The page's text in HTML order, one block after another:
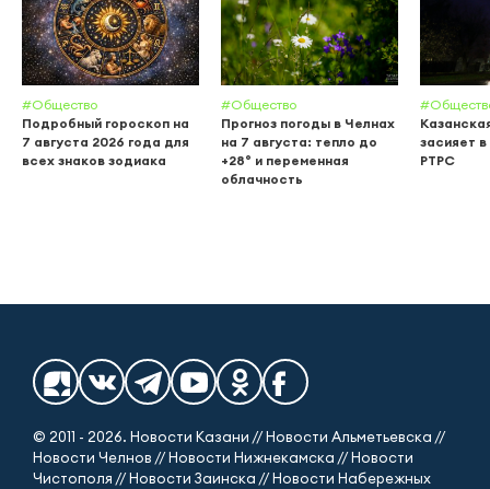
#Общество
Подробный гороскоп на
7 августа 2026 года для
всех знаков зодиака
#Общество
Прогноз погоды в Челнах
на 7 августа: тепло до
+28° и переменная
облачность
засияет
РТРС
© 2011 - 2026. Новости Казани // Новости Альметьевска //
Новости Челнов // Новости Нижнекамска // Новости
Чистополя // Новости Заинска // Новости Набережных